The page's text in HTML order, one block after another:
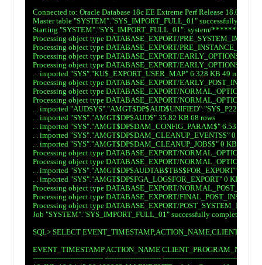
Connected to: Oracle Database 18c EE Extreme Perf Release 18.0.0.0.0
Master table "SYSTEM"."SYS_IMPORT_FULL_01" successfully
Starting "SYSTEM"."SYS_IMPORT_FULL_01": system/
Processing object type DATABASE_EXPORT/
Processing object type DATABASE_EXPORT/
Processing object type DATABASE_EXPORT/EARLY_OPTIONS/
Processing object type DATABASE_EXPORT/EARLY_OPTIONS/
. . imported "SYS"."KU$_EXPORT_USER_MAP" 6.328 KB 49 rows
Processing object type DATABASE_EXPORT/
Processing object type DATABASE_EXPORT/NORMAL_OPTIONS/
Processing object type DATABASE_EXPORT/NORMAL_OPTIONS/
. . imported "AUDSYS"."AMGT$DP$AUD$UNIFIED":"SYS_P228"
. . imported "SYS"."AMGT$DP$AUD$" 35.82 KB 68 rows
. . imported "SYS"."AMGT$DP$DAM_CONFIG_PARAM$" 6.531 KB
. . imported "SYS"."AMGT$DP$DAM_CLEANUP_EVENTS$" 0 KB 0
. . imported "SYS"."AMGT$DP$DAM_CLEANUP_JOBS$" 0 KB 0 rows
Processing object type DATABASE_EXPORT/NORMAL_OPTIONS/
Processing object type DATABASE_EXPORT/NORMAL_OPTIONS/
. . imported "SYS"."AMGT$DP$AUDTAB$TBS$FOR_EXPORT" 5.953
. . imported "SYS"."AMGT$DP$FGA_LOG$FOR_EXPORT" 0 KB 0
Processing object type DATABASE_EXPORT/
Processing object type DATABASE_EXPORT/
Processing object type DATABASE_EXPORT/
Job "SYSTEM"."SYS_IMPORT_FULL_01" successfully completed at
SQL> SELECT
EVENT_TIMESTAMP ACTION_NAME CLIENT_PROGRAM_NAME
------------------------------ ------------------------ ----------------------------------------